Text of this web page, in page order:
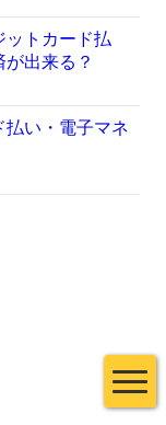
ットカード払
出来る？
払い・電子マネ